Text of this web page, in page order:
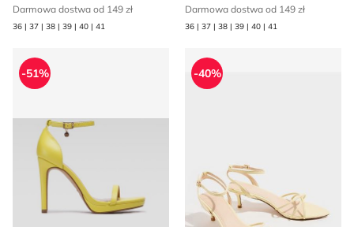
Darmowa dostwa od 149 zł
36 | 37 | 38 | 39 | 40 | 41
Darmowa dostwa od 149 zł
36 | 37 | 38 | 39 | 40 | 41
DeeZee - Sandały damskie na lato
-51%
Sandały damskie letnie
-40%